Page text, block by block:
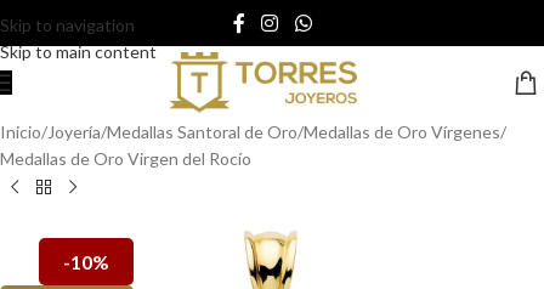
Skip to navigation
Skip to main content
Inicio/Joyería/Medallas Santoral de Oro/Medallas de Oro Vírgenes/
Medallas de Oro Virgen del Rocío
-10%